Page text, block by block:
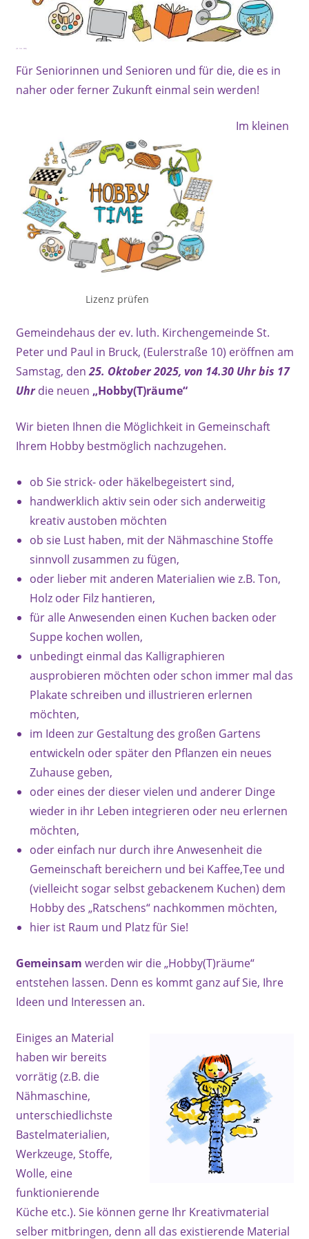
(25. Okt. 2025)
Für Seniorinnen und Senioren und für die, die es in
naher oder ferner Zukunft einmal sein werden!
Lizenz prüfen
Im kleinen
Gemeindehaus der ev. luth. Kirchengemeinde St.
Peter und Paul in Bruck, (Eulerstraße 10) eröffnen am
Samstag, den25. Oktober 2025, von 14.30 Uhr bis 17
Uhrdie neuen „Hobby(T)räume“
Wir bieten Ihnen die Möglichkeit in Gemeinschaft
Ihrem Hobby bestmöglich nachzugehen.
ob Sie strick- oder häkelbegeistert sind,
handwerklich aktiv sein oder sich anderweitig
kreativ austoben möchten
ob sie Lust haben, mit der Nähmaschine Stoffe
sinnvoll zusammen zu fügen,
oder lieber mit anderen Materialien wie z.B. Ton,
Holz oder Filz hantieren,
für alle Anwesenden einen Kuchen backen oder
Suppe kochen wollen,
unbedingt einmal das Kalligraphieren
ausprobieren möchten oder schon immer mal das
Plakate schreiben und illustrieren erlernen
möchten,
im Ideen zur Gestaltung des großen Gartens
entwickeln oder später den Pflanzen ein neues
Zuhause geben,
oder eines der dieser vielen und anderer Dinge
wieder in ihr Leben integrieren oder neu erlernen
möchten,
oder einfach nur durch ihre Anwesenheit die
Gemeinschaft bereichern und bei Kaffee,Tee und
(vielleicht sogar selbst gebackenem Kuchen) dem
Hobby des „Ratschens“ nachkommen möchten,
hier ist Raum und Platz für Sie!
Gemeinsam werden wir die „Hobby(T)räume“
entstehen lassen. Denn es kommt ganz auf Sie, Ihre
Ideen und Interessen an.
Einiges an Material
haben wir bereits
vorrätig (z.B. die
Nähmaschine,
unterschiedlichste
Bastelmaterialien,
Werkzeuge, Stoffe,
Wolle, eine
funktionierende
Küche etc.). Sie können gerne Ihr Kreativmaterial
selber mitbringen, denn all das existierende Material